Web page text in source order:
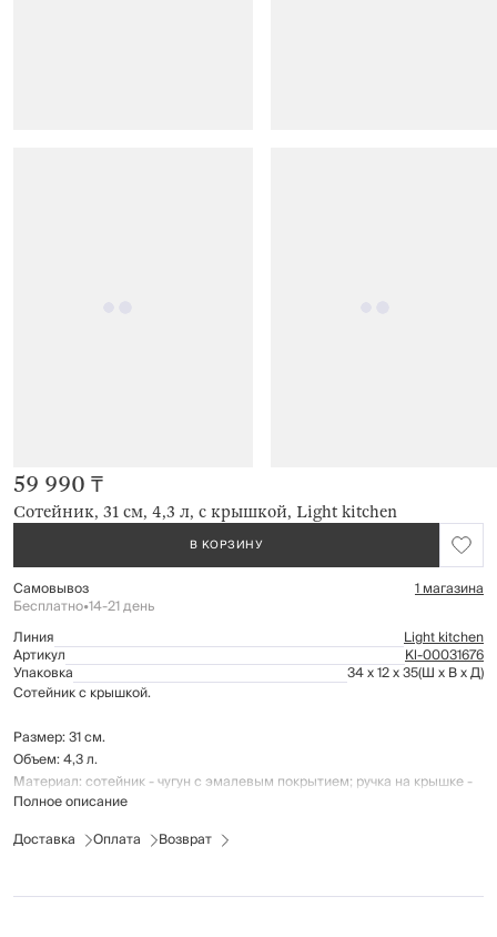
Сотейник, 31 см, 4,3 л, с крышкой, Light kitchen
59 990 ₸
В КОРЗИНУ
Самовывоз 1 магазина
Бесплатно•14-21 день
Линия
Light kitchen
Артикул Kl-00031676
Упаковка 34 x 12 x 35(Ш x В x Д)
Сотейник с крышкой.
Размер: 31 см.
Объем: 4,3 л.
Материал: сотейник - чугун с эмалевым покрытием; ручка на крышке -
нержавеющая сталь.
Подходит для использования на всех типах плит, в том числе
Перед первым применением: промыть посуду и высушить, далее
Полное описание
Доставка
Оплата Возврат